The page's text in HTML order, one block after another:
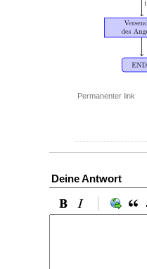
Permanenter link
Deine Antwort